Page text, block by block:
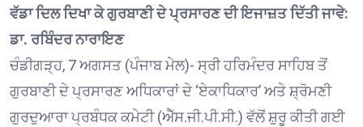
ਵੱਡਾ ਦਿਲ ਦਿਖਾ ਕੇ ਗੁਰਬਾਣੀ ਦੇ ਪ੍ਰਸਾਰਣ ਦੀ ਇਜਾਜ਼ਤ ਦਿੱਤੀ ਜਾਵੇ:
ਡਾ. ਰਬਿੰਦਰ ਨਾਰਾਇਣ
ਚੰਡੀਗੜ੍ਹ, 7 ਅਗਸਤ (ਪੰਜਾਬ ਮੇਲ)- ਸ੍ਰੀ ਹਰਿਮੰਦਰ ਸਾਹਿਬ ਤੋਂ
ਗੁਰਬਾਣੀ ਦੇ ਪ੍ਰਸਾਰਣ ਅਧਿਕਾਰਾਂ ਦੇ ‘ਏਕਾਧਿਕਾਰ’ ਅਤੇ ਸ਼੍ਰੋਮਣੀ
ਗੁਰਦੁਆਰਾ ਪ੍ਰਬੰਧਕ ਕਮੇਟੀ (ਐੱਸ.ਜੀ.ਪੀ.ਸੀ.) ਵੱਲੋਂ ਸ਼ੁਰੂ ਕੀਤੀ ਗਈ